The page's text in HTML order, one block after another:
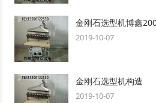
金刚石选型机博鑫
2019-10-07
金刚石选型机构造
2019-10-07